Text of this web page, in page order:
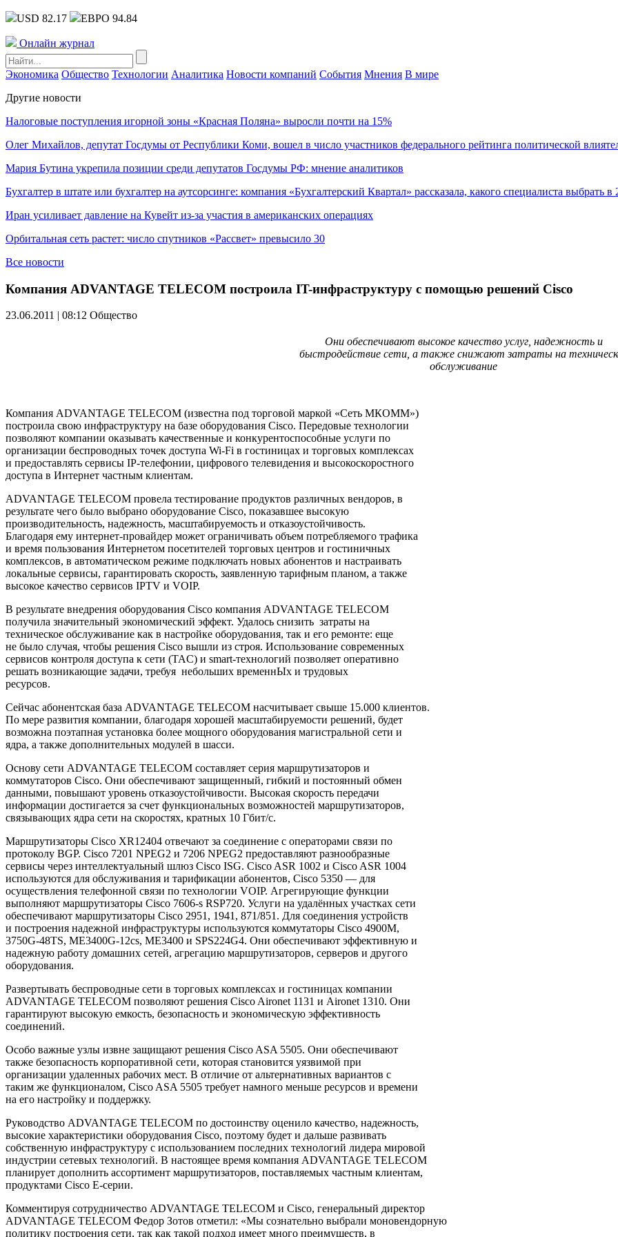
USD 82.17 ЕВРО 94.84
Онлайн журнал
Экономика Общество Технологии Аналитика Новости компаний События Мнения В мире
Другие новости
Налоговые поступления игорной зоны «Красная Поляна» выросли почти на 15%
Олег Михайлов, депутат Госдумы от Республики Коми, вошел в число участников федерального рейтинга политической
Мария Бутина укрепила позиции среди депутатов Госдумы РФ: мнение аналитиков
Бухгалтер в штате или бухгалтер на аутсорсинге: компания «Бухгалтерский Квартал» рассказала, какого специалиста выбрать в
Иран усиливает давление на Кувейт из-за участия в американских операциях
Орбитальная сеть растет: число спутников «Рассвет» превысило 30
Все новости
Компания ADVANTAGE TELECOM построила IT-инфраструктуру с помощью решений Cisco
23.06.2011 | 08:12 Общество
Они обеспечивают высокое качество услуг, надежность и
быстродействие сети, а также снижают затраты на
обслуживание
Компания ADVANTAGE TELECOM (известна под торговой маркой «Сеть МКОММ»)
построила свою инфраструктуру на базе оборудования Cisco. Передовые технологии
позволяют компании оказывать качественные и конкурентоспособные услуги по
организации беспроводных точек доступа Wi-Fi в гостиницах и торговых комплексах
и предоставлять сервисы IP-телефонии, цифрового телевидения и высокоскоростного
доступа в Интернет частным клиентам.
ADVANTAGE TELECOM провела тестирование продуктов различных вендоров, в
результате чего было выбрано оборудование Cisco, показавшее высокую
производительность, надежность, масштабируемость и отказоустойчивость.
Благодаря ему интернет-провайдер может ограничивать объем потребляемого трафика
и время пользования Интернетом посетителей торговых центров и гостиничных
комплексов, в автоматическом режиме подключать новых абонентов и настраивать
локальные сервисы, гарантировать скорость, заявленную тарифным планом, а также
высокое качество сервисов IPTV и VOIP.
В результате внедрения оборудования Cisco компания ADVANTAGE TELECOM
получила значительный экономический эффект. Удалось снизить затраты на
техническое обслуживание как в настройке оборудования, так и его ремонте: еще
не было случая, чтобы решения Cisco вышли из строя. Использование современных
сервисов контроля доступа к сети (TAC) и smart-технологий позволяет оперативно
решать возникающие задачи, требуя небольших временнЫх и трудовых
ресурсов.
Сейчас абонентская база ADVANTAGE TELECOM насчитывает свыше 15.000 клиентов.
По мере развития компании, благодаря хорошей масштабируемости решений, будет
возможна поэтапная установка более мощного оборудования магистральной сети и
ядра, а также дополнительных модулей в шасси.
Основу сети ADVANTAGE TELECOM составляет серия маршрутизаторов и
коммутаторов Cisco. Они обеспечивают защищенный, гибкий и постоянный обмен
данными, повышают уровень отказоустойчивости. Высокая скорость передачи
информации достигается за счет функциональных возможностей маршрутизаторов,
связывающих ядра сети на скоростях, кратных 10 Гбит/с.
Маршрутизаторы Cisco XR12404 отвечают за соединение с операторами связи по
протоколу BGP. Cisco 7201 NPEG2 и 7206 NPEG2 предоставляют разнообразные
сервисы через интеллектуальный шлюз Cisco ISG. Cisco ASR 1002 и Cisco ASR 1004
используются для обслуживания и тарификации абонентов, Cisco 5350 — для
осуществления телефонной связи по технологии VOIP. Агрегирующие функции
выполняют маршрутизаторы Cisco 7606-s RSP720. Услуги на удалённых участках сети
обеспечивают маршрутизаторы Cisco 2951, 1941, 871/851. Для соединения устройств
и построения надежной инфраструктуры используются коммутаторы Cisco 4900М,
3750G-48TS, ME3400G-12cs, ME3400 и SPS224G4. Они обеспечивают эффективную и
надежную работу домашних сетей, агрегацию маршрутизаторов, серверов и другого
оборудования.
Развертывать беспроводные сети в торговых комплексах и гостиницах компании
ADVANTAGE TELECOM позволяют решения Cisco Aironet 1131 и Aironet 1310. Они
гарантируют высокую емкость, безопасность и экономическую эффективность
соединений.
Особо важные узлы извне защищают решения Cisco ASA 5505. Они обеспечивают
также безопасность корпоративной сети, которая становится уязвимой при
организации удаленных рабочих мест. В отличие от альтернативных вариантов с
таким же функционалом, Cisco ASA 5505 требует намного меньше ресурсов и времени
на его настройку и поддержку.
Руководство ADVANTAGE TELECOM по достоинству оценило качество, надежность,
высокие характеристики оборудования Cisco, поэтому будет и дальше развивать
собственную инфраструктуру с использованием последних технологий лидера мировой
индустрии сетевых технологий. В настоящее время компания ADVANTAGE TELECOM
планирует дополнить ассортимент маршрутизаторов, поставляемых частным клиентам,
продуктами Cisco Е-серии.
Комментируя сотрудничество ADVANTAGE TELECOM и Cisco, генеральный директор
ADVANTAGE TELECOM Федор Зотов отметил: «Мы сознательно выбрали моновендорную
политику построения сети, так как такой подход имеет много преимуществ, в